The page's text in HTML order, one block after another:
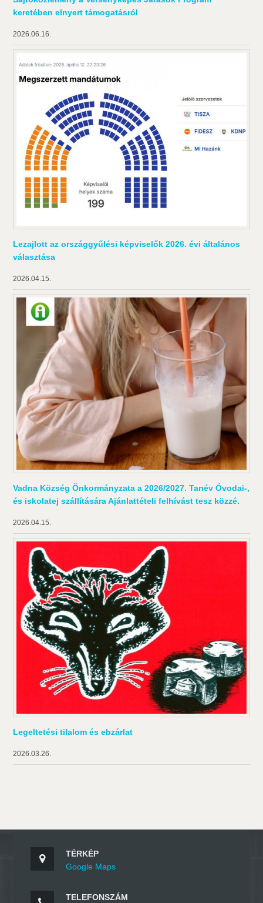
keretében elnyert támogatásról
2026.06.16.
Lezajlott az országgyűlési képviselők 2026. évi általános
választása
2026.04.15.
Vadna Község Önkormányzata a 2026/2027. Tanév Óvodai-,
és iskolatej szállítására Ajánlattételi felhívást tesz közzé.
2026.04.15.
Legeltetési tilalom és ebzárlat
2026.03.26.
TÉRKÉP
Google Maps
TELEFONSZÁM